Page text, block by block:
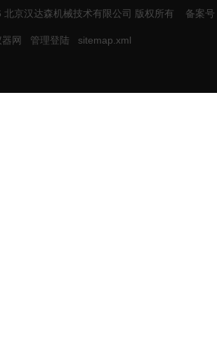
北京汉达森机械技术有限公司 版权所有 备案
网 管理登陆 sitemap.xml